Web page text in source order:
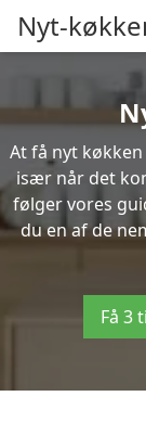
Nyt-
At få nyt
især når det
følger vores
du en af de
Få 3